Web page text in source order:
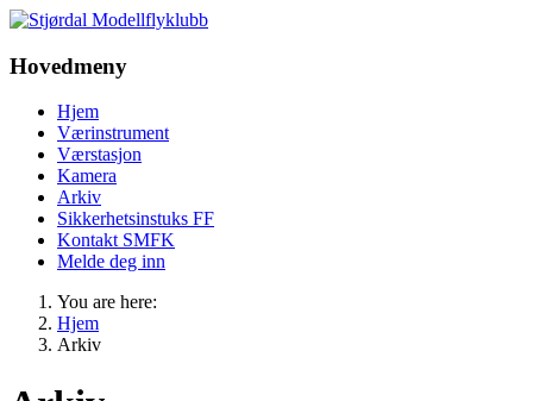
Hovedmeny
Hjem
Værinstrument
Værstasjon
Kamera
Arkiv
Sikkerhetsinstuks FF
Kontakt SMFK
Melde deg inn
You are here:
Hjem
Arkiv